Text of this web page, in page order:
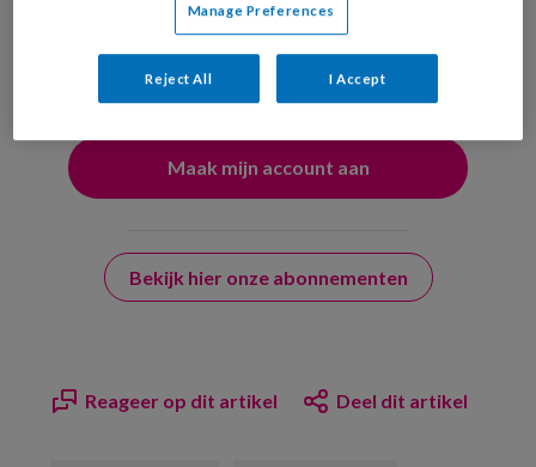
Uw bovenstaande gegevens kunnen worden toegevoegd aan
Bekijk hier onze abonnementen
Reageer op dit artikel Deel dit artikel
Manage Preferences
Reject All I Accept